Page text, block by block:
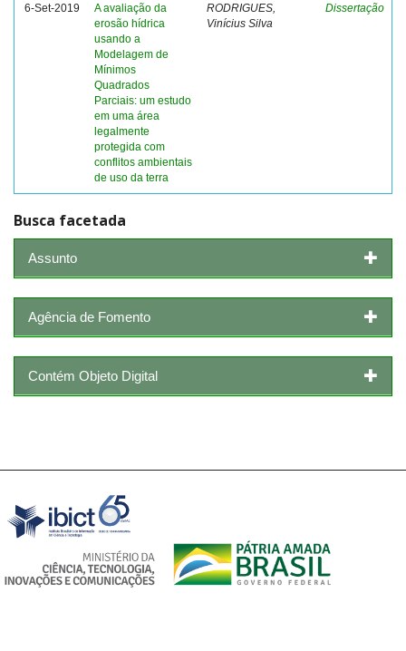
6-Set-2019
A avaliação da
erosão hídrica
usando a
Modelagem de
Mínimos
Quadrados
Parciais: um estudo
em uma área
legalmente
protegida com
conflitos ambientais
de uso da terra
RODRIGUES,
Vinícius Silva
Dissertação
Busca facetada
Assunto
Agência de Fomento
Contém Objeto Digital